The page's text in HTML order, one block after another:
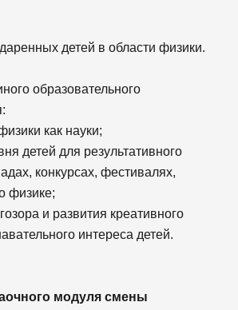
детей в области физики.
образовательного
как науки;
детей для результативного
конкурсах, фестивалях,
физике;
и развития креативного
интереса детей.
модуля смены